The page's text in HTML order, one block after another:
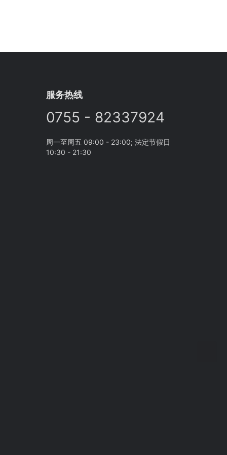
服务热线
0755 - 82337924
周一至周五 09:00 - 23:00; 法定节假日
10:30 - 21:30